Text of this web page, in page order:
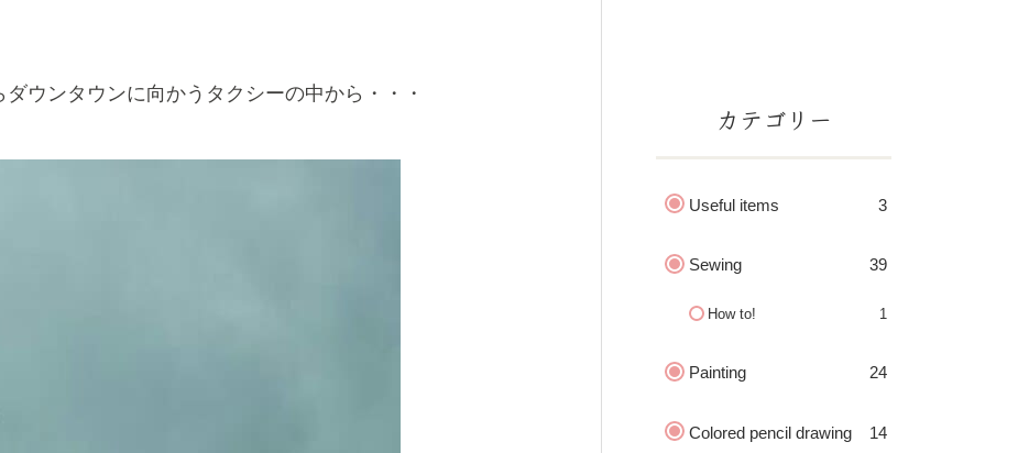
ウンタウンに向かうタクシーの中から・・・
カテゴリー
Useful items 3
Sewing 39
How to! 1
Painting 24
Colored pencil drawing 14